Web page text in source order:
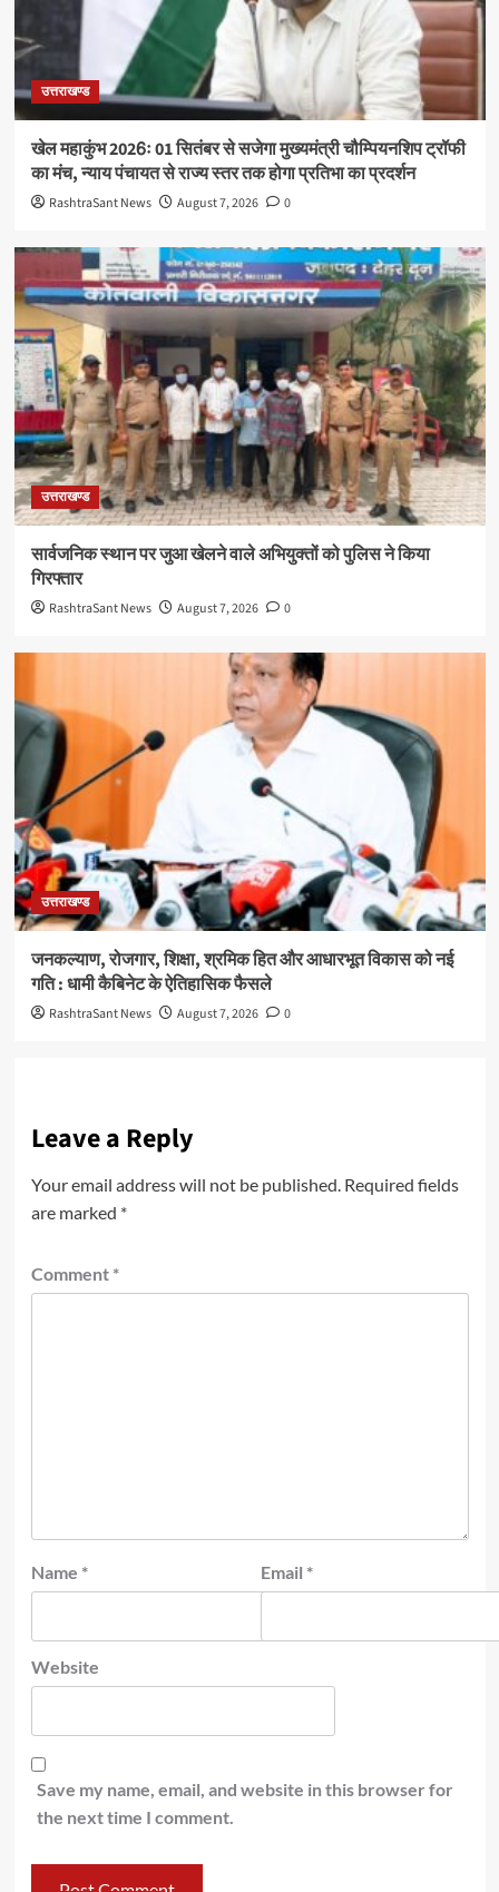
उत्तराखण्ड
खेल महाकुंभ 2026ः 01 सितंबर से सजेगा मुख्यमंत्री चौम्पियनशिप ट्रॉफी
का मंच, न्याय पंचायत से राज्य स्तर तक होगा प्रतिभा का प्रदर्शन
RashtraSant News August 7, 2026 0
उत्तराखण्ड
सार्वजनिक स्थान पर जुआ खेलने वाले अभियुक्तों को पुलिस ने किया
गिरफ्तार
RashtraSant News August 7, 2026 0
उत्तराखण्ड
जनकल्याण, रोजगार, शिक्षा, श्रमिक हित और आधारभूत विकास को नई
गति : धामी कैबिनेट के ऐतिहासिक फैसले
RashtraSant News August 7, 2026 0
Leave a Reply
Your email address will not be published. Required fields
are marked *
Comment *
Name * Email *
Website
Save my name, email, and website in this browser for
the next time I comment.